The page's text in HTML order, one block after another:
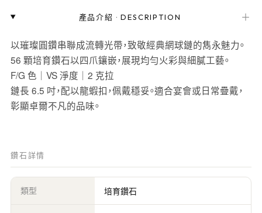
產品介紹 ·DESCRIPTION ＋
以璀璨圓鑽串聯成流轉光帶，致敬經典網球鏈的雋永魅力。
56 顆培育鑽石以四爪鑲嵌，展現均勻火彩與細膩工藝。
F/G 色｜VS 淨度｜2 克拉
鏈長 6.5 吋，配以龍蝦扣，佩戴穩妥。適合宴會或日常疊戴，
彰顯卓爾不凡的品味。
鑽石詳情
類型 培育鑽石